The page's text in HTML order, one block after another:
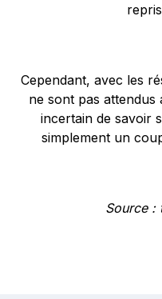
Cependant, avec les
ne sont pas
incertain de savoir
simplement un
Source :